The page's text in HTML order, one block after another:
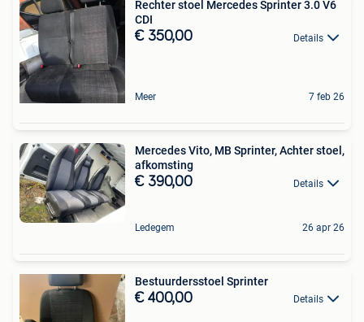
Rechter stoel Mercedes Sprinter 3.0 V6
CDI
€ 350,00 Details
Meer 7 feb 26
Mercedes Vito, MB Sprinter, Achter stoel,
afkomsting
€ 390,00 Details
Ledegem 26 apr 26
Bestuurdersstoel Sprinter
€ 400,00 Details